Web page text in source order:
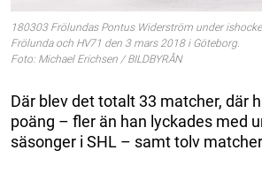
180303 Frölundas Pontus Widerström under
Frölunda och HV71 den 3 mars 2018 i Göteborg.
Foto: Michael Erichsen / BILDBYRÅN
Där blev det totalt 33 matcher, där
poäng – fler än han lyckades med
säsonger i SHL – samt tolv